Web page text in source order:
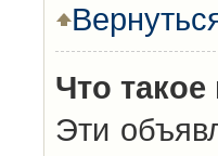
Что
Эти